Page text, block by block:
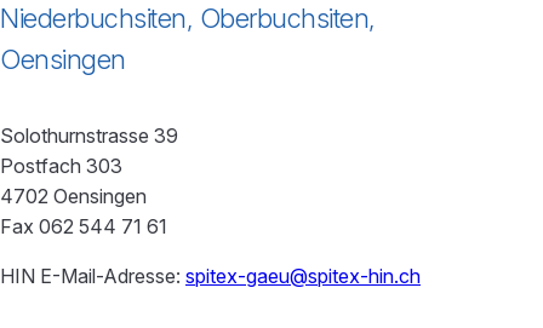
Niederbuchsiten, Oberbuchsiten,
Oensingen
Solothurnstrasse 39
Postfach 303
4702 Oensingen
Fax 062 544 71 61
HIN E-Mail-Adresse: spitex-gaeu@spitex-hin.ch